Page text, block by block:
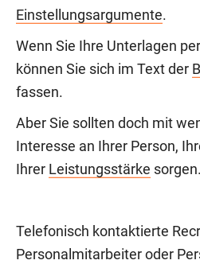
Einstellungsargumente.
Wenn Sie Ihre Unterlagen
können Sie sich im Text der
fassen.
Aber Sie sollten doch mit
Interesse an Ihrer Person,
Ihrer Leistungsstärke sorgen.
Telefonisch kontaktierte
Personalmitarbeiter oder